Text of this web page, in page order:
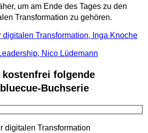
um am Ende des Tages zu den
Transformation zu gehören.
kostenfrei folgende
Buchserie
digitalen Transformation